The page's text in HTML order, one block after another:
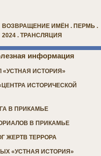
ВОЗВРАЩЕНИЕ ИМЁН . ПЕРМЬ .
2024 . ТРАНСЛЯЦИЯ
информация
«УСТНАЯ ИСТОРИЯ»
ИСТОРИЧЕСКОЙ
В ПРИКАМЬЕ
В ПРИКАМЬЕ
ЖЕРТВ ТЕРРОРА
«УСТНАЯ ИСТОРИЯ»